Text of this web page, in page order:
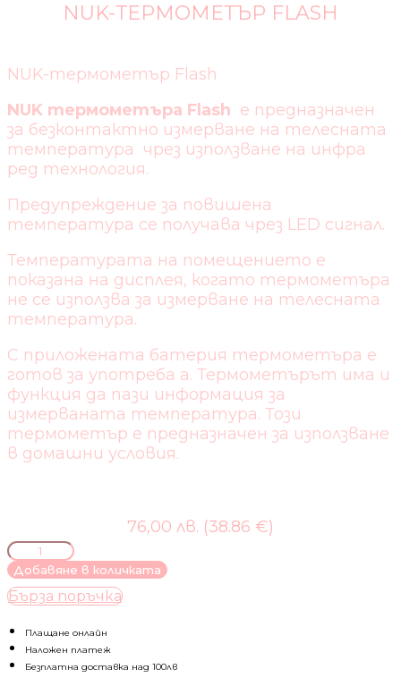
NUK-ТЕРМОМЕТЪР FLASH
NUK-термометър Flash
NUK термометъра Flash е предназначен
за безконтактно измерване на телесната
температура чрез използване на инфра
ред технология.
Предупреждение за повишена
температура се получава чрез LED сигнал.
Температурата на помещението е
показана на дисплея, когато термометъра
не се използва за измерване на телесната
температура.
С приложената батерия термометъра е
готов за употреба а. Термометърът има и
функция да пази информация за
измерваната температура. Този
термометър е предназначен за използване
в домашни условия.
76,00 лв. (38.86 €)
количество
за
NUK-
ТЕРМОМЕТЪР
Добавяне в количката
Бърза поръчка
Плащане онлайн
Наложен платеж
Безплатна доставка над 100лв